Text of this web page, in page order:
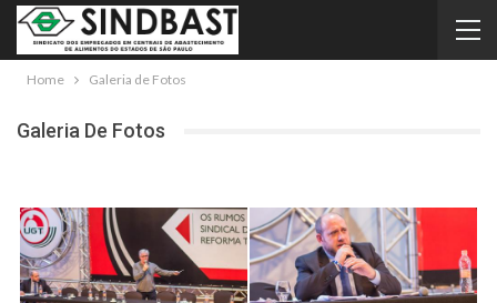
Home Galeria de Fotos
Galeria De Fotos